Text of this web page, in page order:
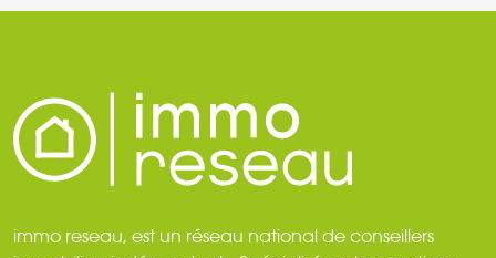
immo reseau, est un réseau national de conseillers